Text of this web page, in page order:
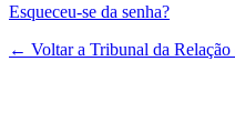
Esqueceu-se da senha?
← Voltar a Tribunal da Relação